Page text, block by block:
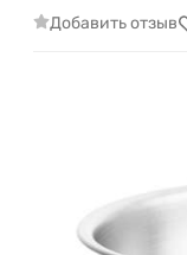
Добавить отзыв